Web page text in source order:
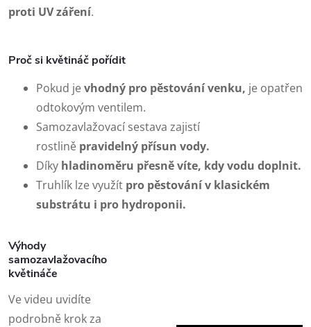
proti UV záření.
Proč si květináč pořídit
Pokud jevhodný pro pěstování venku, je opatřen
odtokovým ventilem.
Samozavlažovací sestava zajistí
rostlině pravidelný přísun vody.
Díky hladinoměru přesně víte, kdy vodu doplnit.
Truhlík lze využít pro pěstování v klasickém
substrátu i pro hydroponii.
Výhody
samozavlažovacího
květináče
Ve videu uvidíte
podrobně krok za